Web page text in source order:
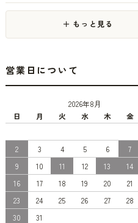
＋ もっと見る
営業日について
2026年8月
日
月 火 水 木 金
2
3 4 5 6 7
9
10 11 12 13 14
16
17 18 19 20 21
23
24 25 26 27 28
30
31